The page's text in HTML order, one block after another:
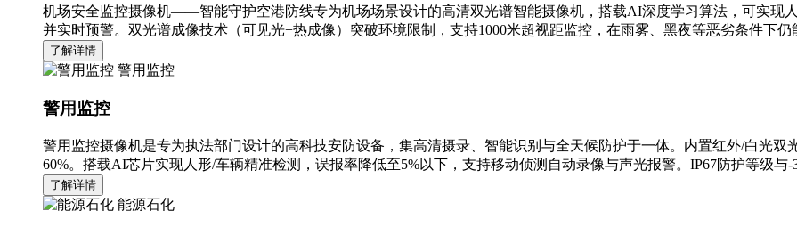
机场安全监控摄像机——智能守护空港防线专为机场场景设计的高清双光谱智能摄像机，搭载AI深度学习算法，可实现
并实时预警。双光谱成像技术（可见光+热成像）突破环境限制，支持1000米超视距监控，在雨雾、黑夜等恶劣条件下仍
了解详情
警用监控
警用监控
警用监控摄像机是专为执法部门设计的高科技安防设备，集高清摄录、智能识别与全天候防护于一体。内置红外/白光
60%。搭载AI芯片实现人形/车辆精准检测，误报率降低至5%以下，支持移动侦测自动录像与声光报警。IP67防护等级与
了解详情
能源石化